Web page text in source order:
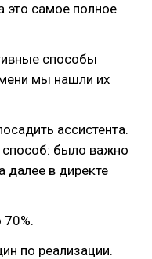
это самое полное
способы
мы нашли их
ассистента.
способ: было важно
далее в директе
70%.
по реализации.